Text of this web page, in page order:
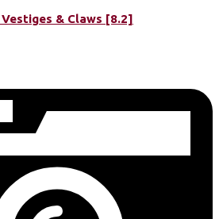
& Claws [8.2]